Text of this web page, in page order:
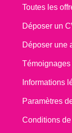
Toutes les
Déposer un
Déposer une
Informations
Paramètres
Conditions